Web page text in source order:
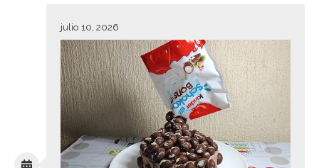
julio 10, 2026